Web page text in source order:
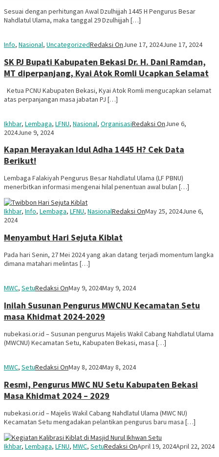
Sesuai dengan perhitungan Awal Dzulhijjah 1445 H Pengurus Besar
Nahdlatul Ulama, maka tanggal 29 Dzulhijjah […]
Info, Nasional, UncategorizedRedaksi OnJune 17, 2024June 17, 2024
SK PJ Bupati Kabupaten Bekasi Dr. H. Dani Ramdan,
MT diperpanjang, Kyai Atok Romli Ucapkan Selamat
Ketua PCNU Kabupaten Bekasi, Kyai Atok Romli mengucapkan selamat
atas perpanjangan masa jabatan PJ […]
Ikhbar, Lembaga, LFNU, Nasional, OrganisasiRedaksi OnJune 6,
2024June 9, 2024
Kapan Merayakan Idul Adha 1445 H? Cek Data
Berikut!
Lembaga Falakiyah Pengurus Besar Nahdlatul Ulama (LF PBNU)
menerbitkan informasi mengenai hilal penentuan awal bulan […]
Ikhbar, Info, Lembaga, LFNU, NasionalRedaksi OnMay 25, 2024June 6,
2024
Menyambut Hari Sejuta Kiblat
Pada hari Senin, 27 Mei 2024 yang akan datang terjadi momentum langka
dimana matahari melintas […]
MWC, SetuRedaksi OnMay 9, 2024May 9, 2024
Inilah Susunan Pengurus MWCNU Kecamatan Setu
masa Khidmat 2024-2029
nubekasi.or.id – Susunan pengurus Majelis Wakil Cabang Nahdlatul Ulama
(MWCNU) Kecamatan Setu, Kabupaten Bekasi, masa […]
MWC, SetuRedaksi OnMay 8, 2024May 8, 2024
Resmi, Pengurus MWC NU Setu Kabupaten Bekasi
Masa Khidmat 2024 – 2029
nubekasi.or.id – Majelis Wakil Cabang Nahdlatul Ulama (MWC NU)
Kecamatan Setu mengadakan pelantikan pengurus baru masa […]
Ikhbar, Lembaga, LFNU, MWC, SetuRedaksi OnApril 19, 2024April 22, 2024